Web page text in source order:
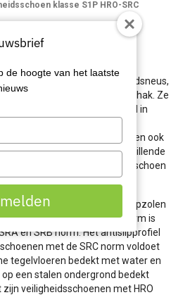
klasse S1P HRO-SRC
klasse S1P
S1 hebben een veiligheidsneus,
een energie absorberende hak. Ze
en worden daarom uitsluitend in
geeft aan dat de werkschoen ook
heeft. Er zijn drie verschillende
van een veiligheidsschoen
SRC.
de slipweerstand van antislipzolen
aan. De SRC norm is
en SRB norm. Het antislipprofiel
met de SRC norm voldoet
tegelvloeren bedekt met water en
een stalen ondergrond bedekt
veiligheidsschoenen met HRO
de hoogte van het laatste